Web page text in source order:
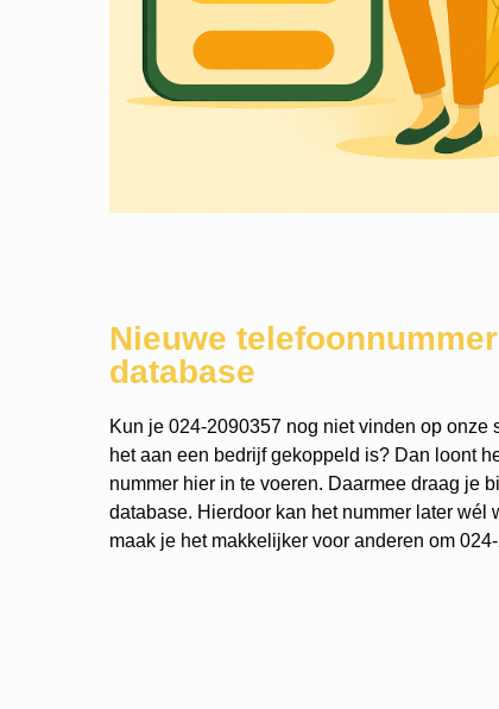
Nieuwe
database
Kun je 024-2090357 nog niet vinden op onze
het aan een bedrijf gekoppeld is? Dan loont
nummer hier in te voeren. Daarmee draag je
database. Hierdoor kan het nummer later wél
maak je het makkelijker voor anderen om